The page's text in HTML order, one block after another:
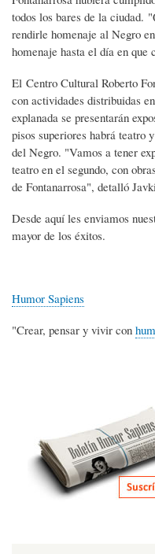
todos los bares de la ciudad.
rendirle homenaje al Negro
homenaje hasta el día en
El Centro Cultural Roberto
con actividades distribuidas
explanada se presentarán
pisos superiores habrá teatro
del Negro. "Vamos a tener
teatro en el segundo, con
de Fontanarrosa", detalló
Desde aquí les enviamos
mayor de los éxitos.
Humor Sapiens
"Crear, pensar y vivir con